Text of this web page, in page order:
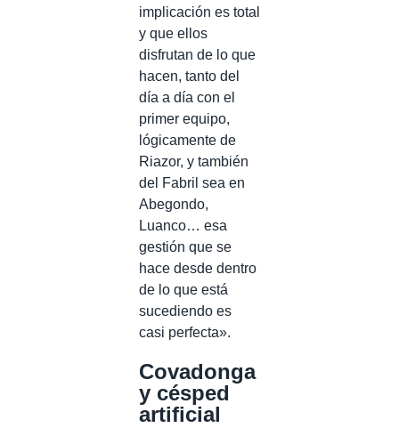
implicación es total
y que ellos
disfrutan de lo que
hacen, tanto del
día a día con el
primer equipo,
lógicamente de
Riazor, y también
del Fabril sea en
Abegondo,
Luanco… esa
gestión que se
hace desde dentro
de lo que está
sucediendo es
casi perfecta».
Covadonga
y césped
artificial